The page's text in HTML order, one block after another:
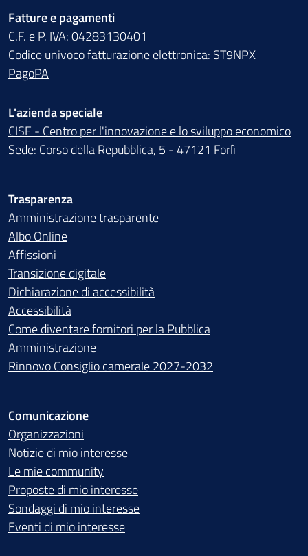
Fatture e pagamenti
C.F. e P. IVA: 04283130401
Codice univoco fatturazione elettronica: ST9NPX
PagoPA
L'azienda speciale
CISE - Centro per l'innovazione e lo sviluppo economico
Sede: Corso della Repubblica, 5 - 47121 Forlì
Trasparenza
Amministrazione trasparente
Albo Online
Affissioni
Transizione digitale
Dichiarazione di accessibilità
Accessibilità
Come diventare fornitori per la Pubblica
Amministrazione
Rinnovo Consiglio camerale 2027-2032
Comunicazione
Organizzazioni
Notizie di mio interesse
Le mie community
Proposte di mio interesse
Sondaggi di mio interesse
Eventi di mio interesse